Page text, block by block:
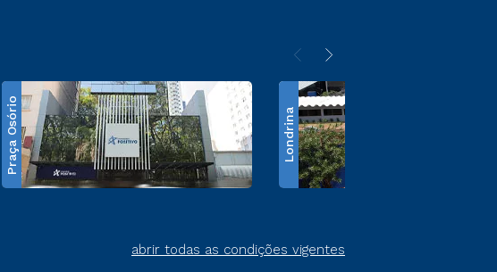
Praça Osório Londrina
abrir todas as condições vigentes